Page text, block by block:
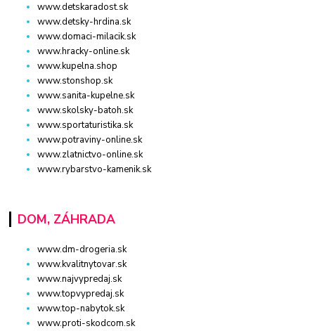
www.detskaradost.sk
www.detsky-hrdina.sk
www.domaci-milacik.sk
www.hracky-online.sk
www.kupelna.shop
www.stonshop.sk
www.sanita-kupelne.sk
www.skolsky-batoh.sk
www.sportaturistika.sk
www.potraviny-online.sk
www.zlatnictvo-online.sk
www.rybarstvo-kamenik.sk
DOM, ZÁHRADA
www.dm-drogeria.sk
www.kvalitnytovar.sk
www.najvypredaj.sk
www.topvypredaj.sk
www.top-nabytok.sk
www.proti-skodcom.sk